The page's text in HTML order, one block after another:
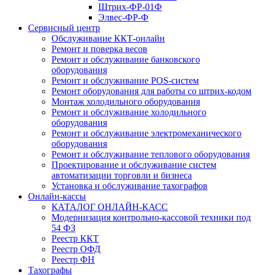
Штрих-ФР-01Ф
Элвес-ФР-Ф
Сервисный центр
Обслуживание ККТ-онлайн
Ремонт и поверка весов
Ремонт и обслуживание банковского
оборудования
Ремонт и обслуживание POS-систем
Ремонт оборудования для работы со штрих-кодом
Монтаж холодильного оборудования
Ремонт и обслуживание холодильного
оборудования
Ремонт и обслуживание электромеханического
оборудования
Ремонт и обслуживание теплового оборудования
Проектирование и обслуживание систем
автоматизации торговли и бизнеса
Установка и обслуживание тахографов
Онлайн-кассы
КАТАЛОГ ОНЛАЙН-КАСС
Модернизация контрольно-кассовой техники под
54 ФЗ
Реестр ККТ
Реестр ОФД
Реестр ФН
Тахографы